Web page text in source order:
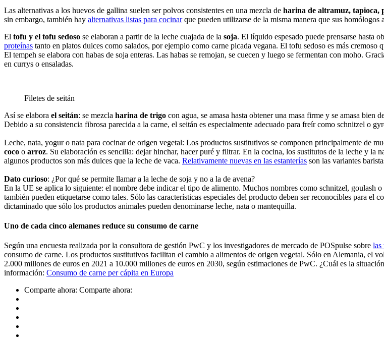
Las alternativas a los huevos de gallina suelen ser polvos consistentes en una mezcla de harina de altramuz, tapioca,
sin embargo, también hay alternativas listas para cocinarque pueden utilizarse de la misma manera que sus homólogos
El tofu y el tofu sedoso se elaboran a partir de la leche cuajada de la soja. El líquido espesado puede prensarse hasta
proteínas tanto en platos dulces como salados, por ejemplo como carne picada vegana. El tofu sedoso es más cremoso
El tempeh se elabora con habas de soja enteras. Las habas se remojan, se cuecen y luego se fermentan con moho.
en currys o ensaladas.
Filetes de seitán
Así se elabora el seitán: se mezcla harina de trigo con agua, se amasa hasta obtener una masa firme y se amasa bien
Debido a su consistencia fibrosa parecida a la carne, el seitán es especialmente adecuado para freír como schnitzel o
Leche, nata, yogur o nata para cocinar de origen vegetal: Los productos sustitutivos se componen principalmente de
coco o arroz. Su elaboración es sencilla: dejar hinchar, hacer puré y filtrar. En la cocina, los sustitutos de la leche y
algunos productos son más dulces que la leche de vaca. Relativamente nuevas en las estanterías son las variantes
Dato curioso: ¿Por qué se permite llamar a la leche de soja y no a la de avena?
En la UE se aplica lo siguiente: el nombre debe indicar el tipo de alimento. Muchos nombres como schnitzel, goulash o
también pueden etiquetarse como tales. Sólo las características especiales del producto deben ser reconocibles para el
dictaminado que sólo los productos animales pueden denominarse leche, nata o mantequilla.
Uno de cada cinco alemanes reduce su consumo de carne
Según una encuesta realizada por la consultora de gestión PwC y los investigadores de mercado de POSpulse sobre las
consumo de carne. Los productos sustitutivos facilitan el cambio a alimentos de origen vegetal. Sólo en Alemania, el
2.000 millones de euros en 2021 a 10.000 millones de euros en 2030, según estimaciones de PwC. ¿Cuál es la
información: Consumo de carne per cápita en Europa
Comparte ahora: Comparte ahora: